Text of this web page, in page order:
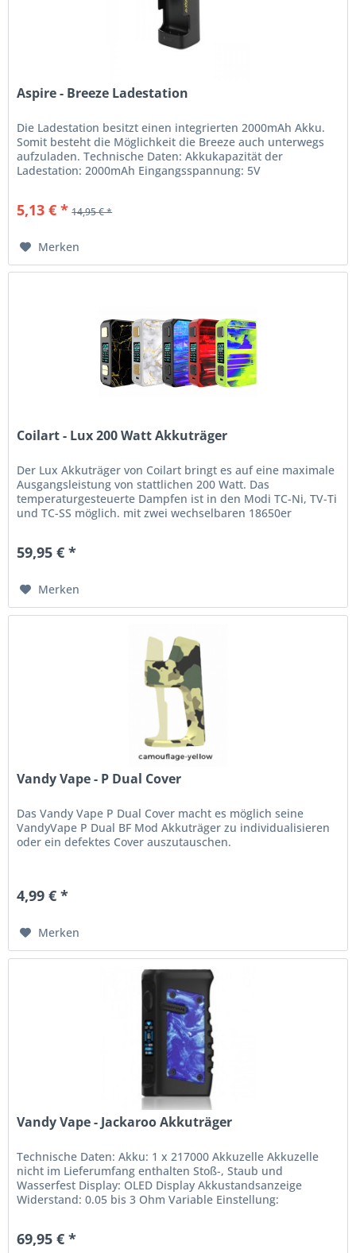
Aspire - Breeze Ladestation
Die Ladestation besitzt einen integrierten 2000mAh Akku.
Somit besteht die Möglichkeit die Breeze auch unterwegs
aufzuladen. Technische Daten: Akkukapazität der
Ladestation: 2000mAh Eingangsspannung: 5V
5,13 € * 14,95 € *
Merken
Coilart - Lux 200 Watt Akkuträger
Der Lux Akkuträger von Coilart bringt es auf eine maximale
Ausgangsleistung von stattlichen 200 Watt. Das
temperaturgesteuerte Dampfen ist in den Modi TC-Ni, TV-Ti
und TC-SS möglich. mit zwei wechselbaren 18650er
59,95 € *
Merken
Vandy Vape - P Dual Cover
Das Vandy Vape P Dual Cover macht es möglich seine
VandyVape P Dual BF Mod Akkuträger zu individualisieren
oder ein defektes Cover auszutauschen.
4,99 € *
Merken
Vandy Vape - Jackaroo Akkuträger
Technische Daten: Akku: 1 x 217000 Akkuzelle Akkuzelle
nicht im Lieferumfang enthalten Stoß-, Staub und
Wasserfest Display: OLED Display Akkustandsanzeige
Widerstand: 0.05 bis 3 Ohm Variable Einstellung:
69,95 € *